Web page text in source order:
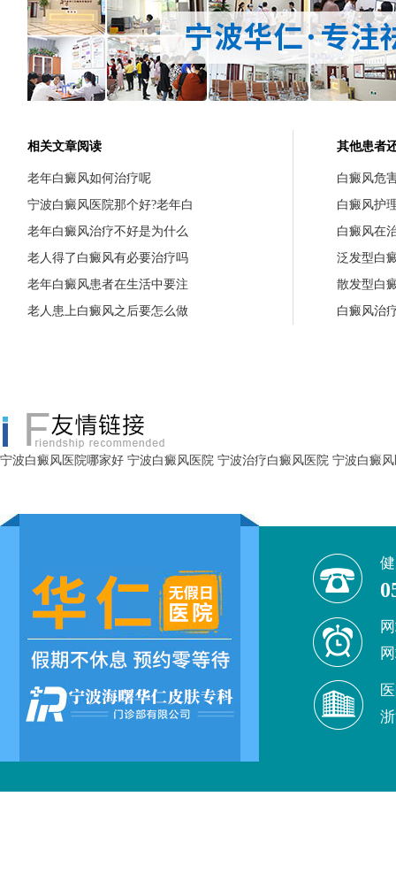
相关文章阅读
老年白癜风如何治疗呢
宁波白癜风医院那个好?老年白
老年白癜风治疗不好是为什么
老人得了白癜风有必要治疗吗
老年白癜风患者在生活中要注
老人患上白癜风之后要怎么做
其他患者
白癜风危
白癜风护
白癜风在
泛发型白
散发型白
白癜风治
宁波白癜风医院哪家好 宁波白癜风医院 宁波治疗白癜风医院 宁波白癜